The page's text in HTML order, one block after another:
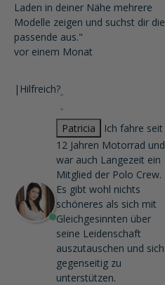
Laden in deiner Nähe mehrere
Modelle zeigen und suchst dir die
passende aus."
vor einem Monat
| Hilfreich?
Patricia
Ich fahre seit
12 Jahren Motorrad und
war auch Langezeit ein
Mitglied der Polo Crew.
Es gibt wohl nichts
schöneres als sich mit
Gleichgesinnten über
seine Leidenschaft
auszutauschen und sich
gegenseitig zu
unterstützen.